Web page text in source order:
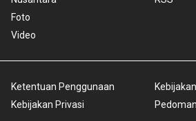
Foto
Video
Ketentuan Penggunaan
Kebijakan Privasi